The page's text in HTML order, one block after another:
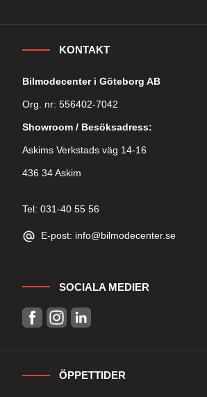
KONTAKT
Bilmodecenter i Göteborg AB
Org. nr: 556402-7042
Showroom / Besöksadress:
Askims Verkstads väg 14-16
436 34 Askim
Tel: 031-40 55 56
E-post: info@bilmodecenter.se
SOCIALA MEDIER
ÖPPETTIDER